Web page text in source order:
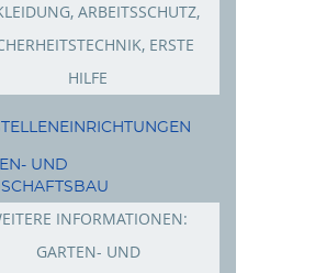
ARBEITSSCHUTZ,
ERSTE
HILFE
UND
INFORMATIONEN:
GARTEN- UND